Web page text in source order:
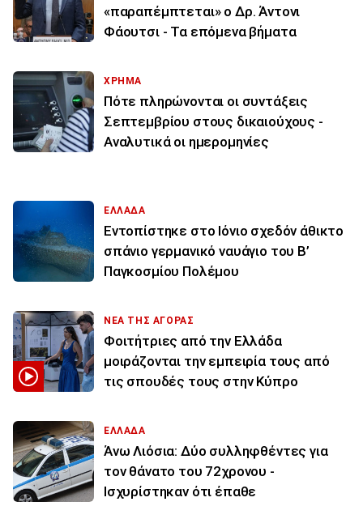
«παραπέμπτεται» ο Δρ. Άντονι
Φάουτσι - Τα επόμενα βήματα
ΧΡΗΜΑ
Πότε πληρώνονται οι συντάξεις
Σεπτεμβρίου στους δικαιούχους -
Αναλυτικά οι ημερομηνίες
ΕΛΛΑΔΑ
Εντοπίστηκε στο Ιόνιο σχεδόν άθικτο
σπάνιο γερμανικό ναυάγιο του Β’
Παγκοσμίου Πολέμου
ΝΕΑ ΤΗΣ ΑΓΟΡΑΣ
Φοιτήτριες από την Ελλάδα
μοιράζονται την εμπειρία τους από
τις σπουδές τους στην Κύπρο
ΕΛΛΑΔΑ
Άνω Λιόσια: Δύο συλληφθέντες για
τον θάνατο του 72χρονου -
Ισχυρίστηκαν ότι έπαθε